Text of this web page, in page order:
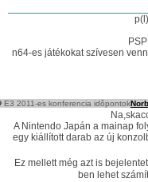
n64-es játékokat szívesen
E3 2011-es konferencia idôpontok
A Nintendo Japán a mainap
egy kiállított darab az új
Ez mellett még azt is
ben lehet